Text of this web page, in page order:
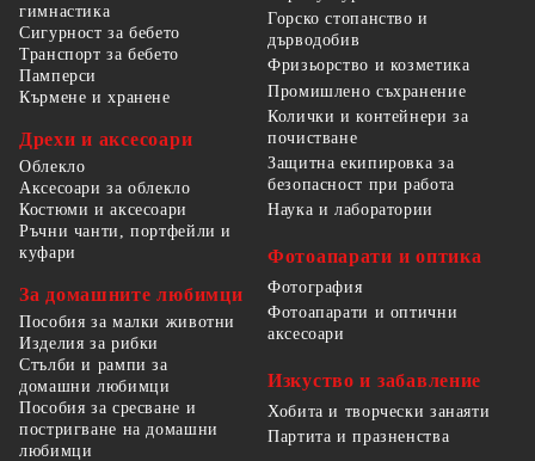
гимнастика
Сигурност за бебето
Транспорт за бебето
Памперси
Кърмене и хранене
Дрехи и аксесоари
Облекло
Аксесоари за облекло
Костюми и аксесоари
Ръчни чанти, портфейли и
куфари
За домашните любимци
Пособия за малки животни
Изделия за рибки
Стълби и рампи за
домашни любимци
Пособия за сресване и
постригване на домашни
любимци
Горско стопанство и
дърводобив
Фризьорство и козметика
Промишлено съхранение
Колички и контейнери за
почистване
Защитна екипировка за
безопасност при работа
Наука и лаборатории
Фотоапарати и оптика
Фотография
Фотоапарати и оптични
аксесоари
Изкуство и забавление
Хобита и творчески занаяти
Партита и празненства